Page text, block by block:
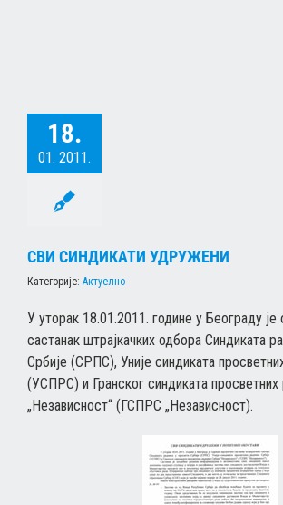
18.
01. 2011.
СВИ СИНДИКАТИ УДРУЖЕНИ
Категорије: Актуелно
У уторак 18.01.2011. године у Београду је
састанак штрајкачких одбора Синдиката
Србије (СРПС), Уније синдиката
(УСПРС) и Гранског синдиката просветних
„Независност“ (ГСПРС „Независност).